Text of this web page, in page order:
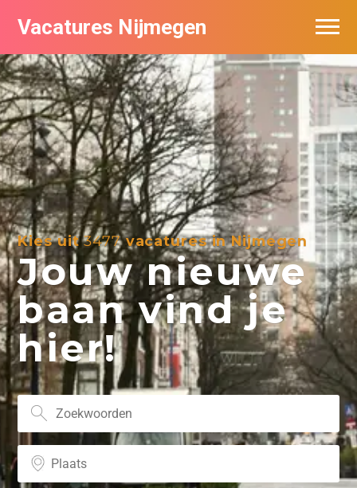
Vacatures Nijmegen
Kies uit3477vacatures in Nijmegen
Jouw nieuwe
baan vind je
hier!
Vacatures per bedrijf
De populairste vacatures in Nijmegen
Nieuwsbrief feed